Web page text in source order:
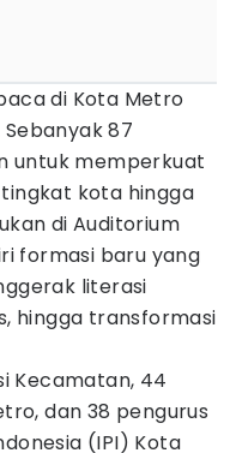
di Kota Metro
87
untuk memperkuat
kota hingga
di Auditorium
formasi baru yang
literasi
hingga transformasi
Kecamatan, 44
dan 38 pengurus
(IPI) Kota